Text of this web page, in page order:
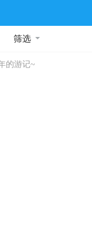
筛选
的游记~